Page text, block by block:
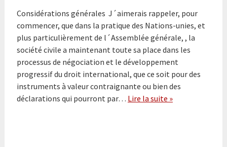
Considérations générales J´aimerais rappeler, pour
commencer, que dans la pratique des Nations-unies, et
plus particulièrement de l´Assemblée générale, , la
société civile a maintenant toute sa place dans les
processus de négociation et le développement
progressif du droit international, que ce soit pour des
instruments à valeur contraignante ou bien des
déclarations qui pourront par… Lire la suite »